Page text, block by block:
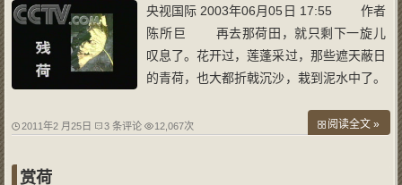
央视国际 2003年06月05日 17:55 作者
陈所巨 再去那荷田，就只剩下一旋儿
叹息了。花开过，莲蓬采过，那些遮天蔽日
的青荷，也大都折戟沉沙，栽到泥水中了。
说，荷老了，真的老了。“小荷才露尖尖角”
2011年2 月25日 3 条评论 12,067次 阅读全文 »
赏荷